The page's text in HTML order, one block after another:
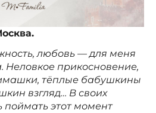
любовь — для меня
Неловкое прикосновение,
тёплые бабушкины
взгляд… В своих
поймать этот момент